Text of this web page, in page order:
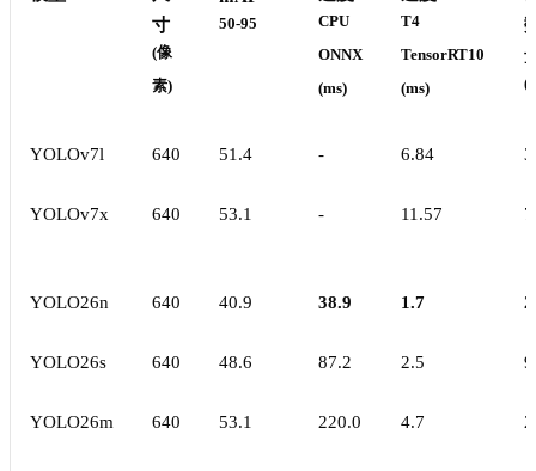
寸
(像
素)
50-95
CPU
ONNX
(ms)
T4
TensorRT10
(ms)
YOLOv7l 640 51.4 - 6.84
YOLOv7x 640 53.1 - 11.57
YOLO26n 640 40.9 38.9 1.7
YOLO26s 640 48.6 87.2 2.5
YOLO26m 640 53.1 220.0 4.7